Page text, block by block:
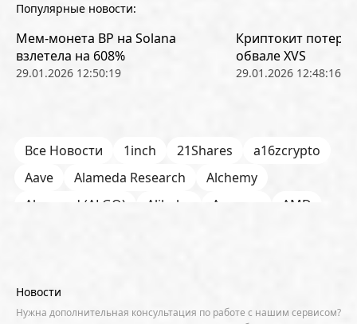
Популярные новости:
Мем-монета BP на Solana
взлетела на 608%
29.01.2026 12:50:19
Криптокит
обвале XVS
29.01.2026 12:48:16
Все Новости 1inch 21Shares
a16zcrypto
Aave
Alameda Research
Alchemy
Algorand (ALGO)
Alibaba Amazon
AMD
Aster
Binance
BIS Bitcoin Core Bitcoin Pizza Day
Новости
Нужна дополнительная консультация по работе с нашим сервисом?